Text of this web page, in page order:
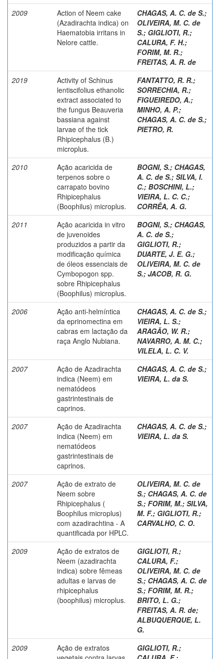
2009
Action of Neem cake
(Azadirachta indica) on
Haematobia irritans in
Nelore cattle.
CHAGAS, A. C. de S.;
OLIVEIRA, M. C. de
S.; GIGLIOTI, R.;
CALURA, F. H.;
FORIM, M. R.;
FREITAS, A. R. de
2019
Activity of Schinus
lentiscifolius ethanolic
extract associated to
the fungus Beauveria
bassiana against
larvae of the tick
Rhipicephalus (B.)
microplus.
FANTATTO, R. R.;
SORRECHIA, R.;
FIGUEIREDO, A.;
MINHO, A. P.;
CHAGAS, A. C. de S.;
PIETRO, R.
2010
Ação acaricida de
terpenos sobre o
carrapato bovino
Rhipicephalus
(Boophilus) microplus.
BOGNI, S.; CHAGAS,
A. C. de S.; SILVA, I.
C.; BOSCHINI, L.;
VIEIRA, L. C. C.;
CORRÊA, A. G.
2011
Ação acaricida in vitro
de juvenoides
produzidos a partir da
modificação química
de óleos essenciais de
Cymbopogon spp.
sobre Rhipicephalus
(Boophilus) microplus.
BOGNI, S.; CHAGAS,
A. C. de S.;
GIGLIOTI, R.;
DUARTE, J. E. G.;
OLIVEIRA, M. C. de
S.; JACOB, R. G.
2006
Ação anti-helmíntica
da eprinomectina em
cabras em lactação da
raça Anglo Nubiana.
CHAGAS, A. C. de S.;
VIEIRA, L. S.;
ARAGÃO, W. R.;
NAVARRO, A. M. C.;
VILELA, L. C. V.
2007
Ação de Azadirachta
indica (Neem) em
nematódeos
gastrintestinais de
caprinos.
CHAGAS, A. C. de S.;
VIEIRA, L. da S.
2007
Ação de Azadirachta
indica (Neem) em
nematódeos
gastrintestinais de
caprinos.
CHAGAS, A. C. de S.;
VIEIRA, L. da S.
2007
Ação de extrato de
Neem sobre
Rhipicephalus (
Boophilus microplus)
com azadirachtina - A
quantificada por HPLC.
OLIVEIRA, M. C. de
S.; CHAGAS, A. C. de
S.; FORIM, M.; SILVA,
M. F.; GIGLIOTI, R.;
CARVALHO, C. O.
2009
Ação de extratos de
Neem (azadirachta
indica) sobre fêmeas
adultas e larvas de
rhipicephalus
(boophilus) microplus.
GIGLIOTI, R.;
CALURA, F.;
OLIVEIRA, M. C. de
S.; CHAGAS, A. C. de
S.; FORIM, M. R.;
BRITO, L. G.;
FREITAS, A. R. de;
ALBUQUERQUE, L.
G.
2009
Ação de extratos
GIGLIOTI, R.;